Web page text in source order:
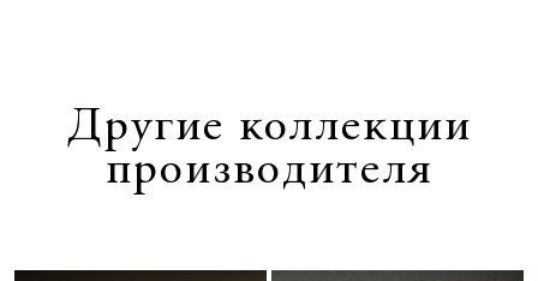
Другие коллекции
производителя